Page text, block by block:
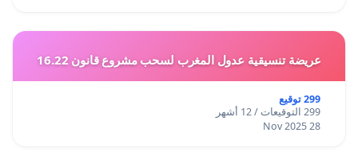
عريضة تنسيقية عدول المغرب لسحب مشروع قانون 16.22
299 توقيع
299 التوقيعات / 12 أشهر
28 Nov 2025